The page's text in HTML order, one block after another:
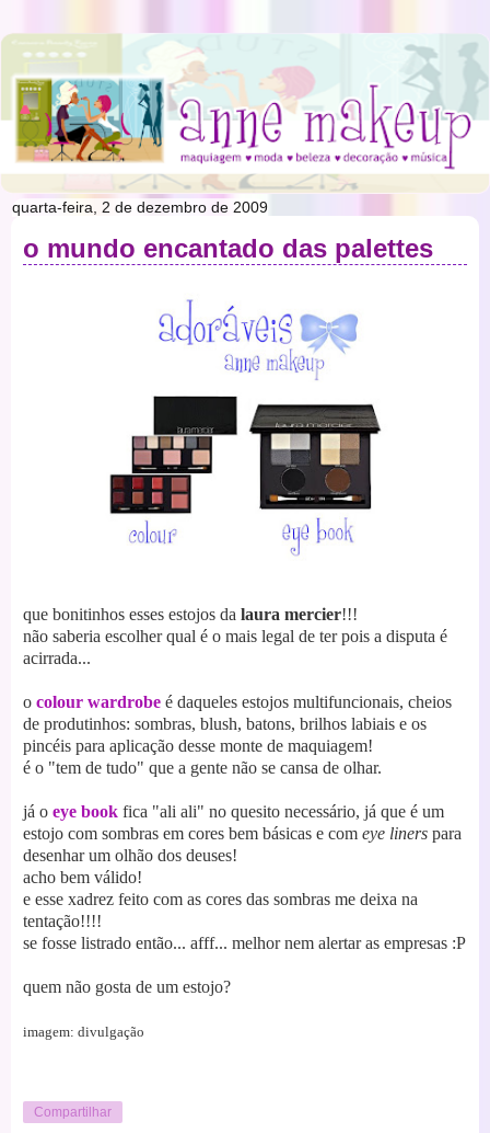
quarta-feira, 2 de dezembro de 2009
o mundo encantado das palettes
que bonitinhos esses estojos da laura mercier!!!
não saberia escolher qual é o mais legal de ter pois a disputa é
acirrada...
o colour wardrobe é daqueles estojos multifuncionais, cheios
de produtinhos: sombras, blush, batons, brilhos labiais e os
pincéis para aplicação desse monte de maquiagem!
é o "tem de tudo" que a gente não se cansa de olhar.
já o eye book fica "ali ali" no quesito necessário, já que é um
estojo com sombras em cores bem básicas e com eye liners para
desenhar um olhão dos deuses!
acho bem válido!
e esse xadrez feito com as cores das sombras me deixa na
tentação!!!!
se fosse listrado então... afff... melhor nem alertar as empresas :P
quem não gosta de um estojo?
imagem: divulgação
Compartilhar